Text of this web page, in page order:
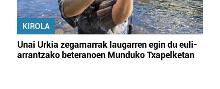
KIROLA
Unai Urkia zegamarrak laugarren egin du euli-
arrantzako beteranoen Munduko Txapelketan